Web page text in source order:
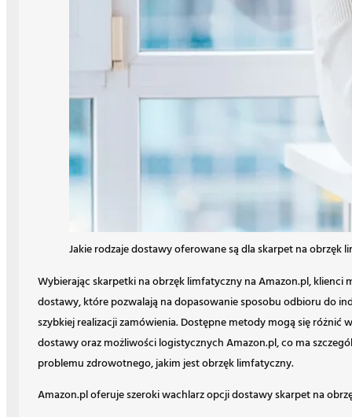
Jakie rodzaje dostawy oferowane są dla skarpet na obrzęk
Wybierając skarpetki na obrzęk limfatyczny na Amazon.pl, klienci
dostawy, które pozwalają na dopasowanie sposobu odbioru do
szybkiej realizacji zamówienia. Dostępne metody mogą się różnić
dostawy oraz możliwości logistycznych Amazon.pl, co ma
problemu zdrowotnego, jakim jest obrzęk limfatyczny.
Amazon.pl oferuje szeroki wachlarz opcji dostawy skarpet na